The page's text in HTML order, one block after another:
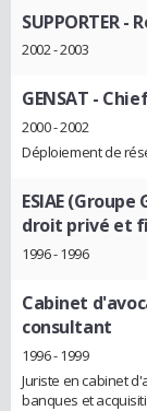
SUPPORTER-
2002 - 2003
GENSAT -
2000 - 2002
Déploiement de
ESIAE
droit privé et
1996 - 1996
Cabinet
consultant
1996 - 1999
Juriste en cabinet
banques et